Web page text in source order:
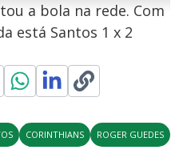
a bola na rede. Com
está Santos 1 x 2
CORINTHIANS ROGER GUEDES